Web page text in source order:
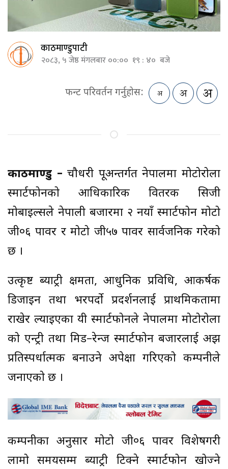
काठमाण्डुपाटी
२०८३, ५ जेष्ठ मंगलबार ००:०० १९ : ४० बजे
फन्ट परिवर्तन गर्नुहोस:
काठमाण्डु – चौधरी ग्रूपअन्तर्गत नेपालमा मोटोरोला
स्मार्टफोनको आधिकारिक वितरक सिजी
मोबाइल्सले नेपाली बजारमा २ नयाँ स्मार्टफोन मोटो
जी०६ पावर र मोटो जी५७ पावर सार्वजनिक गरेको
छ ।
उत्कृष्ट ब्याट्री क्षमता, आधुनिक प्रविधि, आकर्षक
डिजाइन तथा भरपर्दो प्रदर्शनलाई प्राथमिकतामा
राखेर ल्याइएका यी स्मार्टफोनले नेपालमा मोटोरोला
को एन्ट्री तथा मिड–रेन्ज स्मार्टफोन बजारलाई अझ
प्रतिस्पर्धात्मक बनाउने अपेक्षा गरिएको कम्पनीले
जनाएको छ ।
कम्पनीका अनुसार मोटो जी०६ पावर विशेषगरी
लामो समयसम्म ब्याट्री टिक्ने स्मार्टफोन खोज्ने